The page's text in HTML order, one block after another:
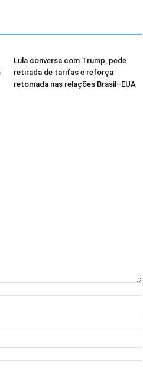
Lula conversa com Trump, pede
retirada de tarifas e reforça
retomada nas relações Brasil–EUA